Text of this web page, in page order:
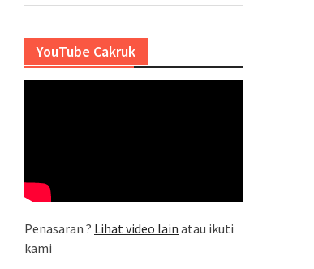
YouTube Cakruk
Penasaran ? Lihat video lain atau ikuti
kami